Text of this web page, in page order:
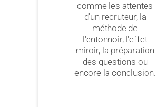
comme les attentes
d'un recruteur, la
méthode de
l'entonnoir, l'effet
miroir, la préparation
des questions ou
encore la conclusion.